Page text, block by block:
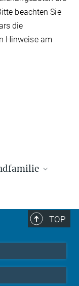
beachten Sie
die
Hinweise am
TOP